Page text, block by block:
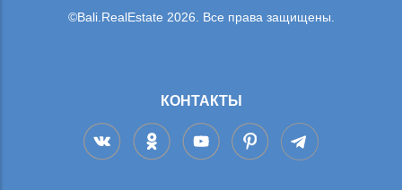
©Bali.RealEstate 2026. Все права защищены.
КОНТАКТЫ